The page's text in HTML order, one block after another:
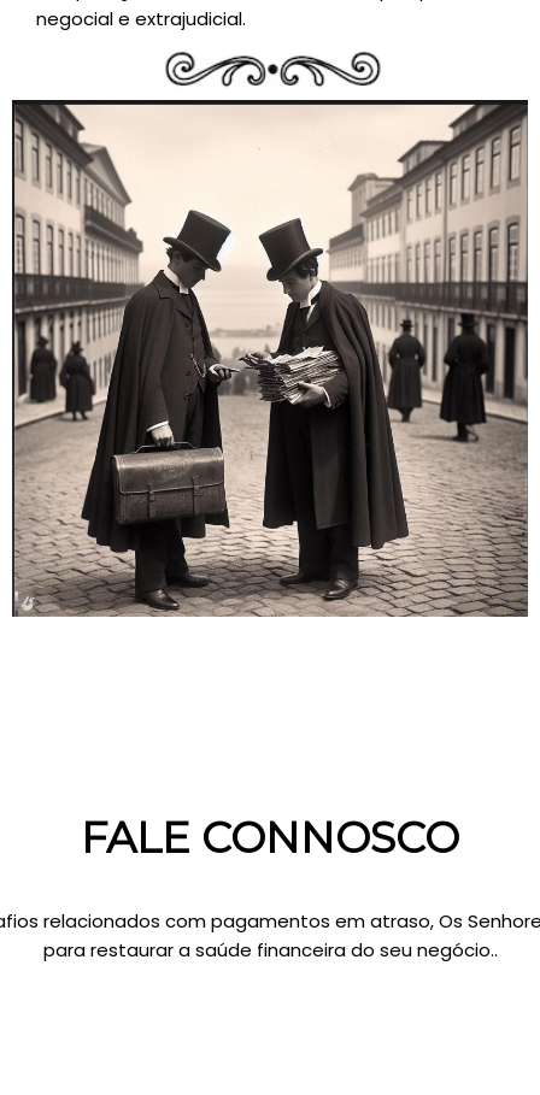
negocial e extrajudicial.
FALE CONNOSCO
relacionados com pagamentos em atraso, Os
para restaurar a saúde financeira do seu negócio..